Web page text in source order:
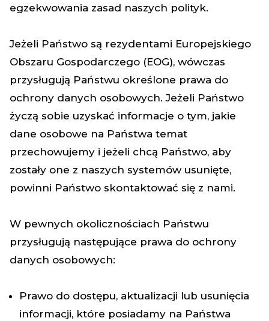
egzekwowania zasad naszych polityk.
Jeżeli Państwo są rezydentami Europejskiego
Obszaru Gospodarczego (EOG), wówczas
przysługują Państwu określone prawa do
ochrony danych osobowych. Jeżeli Państwo
życzą sobie uzyskać informacje o tym, jakie
dane osobowe na Państwa temat
przechowujemy i jeżeli chcą Państwo, aby
zostały one z naszych systemów usunięte,
powinni Państwo skontaktować się z nami.
W pewnych okolicznościach Państwu
przysługują następujące prawa do ochrony
danych osobowych:
Prawo do dostępu, aktualizacji lub usunięcia
informacji, które posiadamy na Państwa